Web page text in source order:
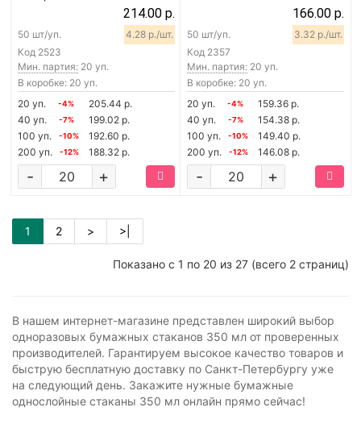
214.00 р.
Код 2523
50 шт/уп. 4.28 р./шт.
Мин. партия: 20 уп.
В коробке: 20 уп.
20 уп.
-4%
205.44 р.
40 уп.
-7%
199.02 р.
100 уп.
-10%
192.60 р.
200 уп.
-12% 188.32 р.
+
-
166.00 р.
Код 2357
50 шт/уп. 3.32 р./шт.
Мин. партия: 20 уп.
В коробке: 20 уп.
20 уп.
-4%
159.36 р.
40 уп.
-7%
154.38 р.
100 уп.
-10%
149.40 р.
200 уп.
-12% 146.08 р.
+
-
1 2 > >|
Показано с 1 по 20 из 27 (всего 2 страниц)
В нашем интернет-магазине представлен широкий выбор
одноразовых бумажных стаканов 350 мл от проверенных
производителей. Гарантируем высокое качество товаров и
быструю бесплатную доставку по Санкт-Петербургу уже
на следующий день. Закажите нужные бумажные
однослойные стаканы 350 мл онлайн прямо сейчас!